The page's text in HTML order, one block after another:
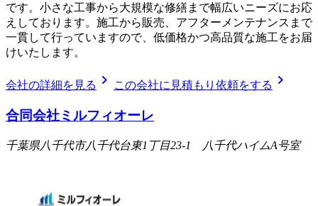
です。小さな工事から大規模な修繕まで幅広いニーズにお応
えしております。施工から販売、アフターメンテナンスまで
一貫して行っていますので、低価格かつ高品質な施工をお届
けいたします。
会社の詳細を見る chevron_right この会社に見積もり依頼をする chevron_right
合同会社ミルフィオーレ
千葉県八千代市八千代台東1丁目23-1 八千代ハイムA号室